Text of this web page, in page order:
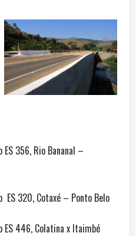
356, Rio Bananal –
320, Cotaxé – Ponto Belo
446, Colatina x Itaimbé